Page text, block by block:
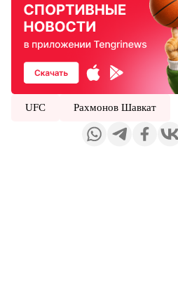
UFC Рахмонов Шавкат